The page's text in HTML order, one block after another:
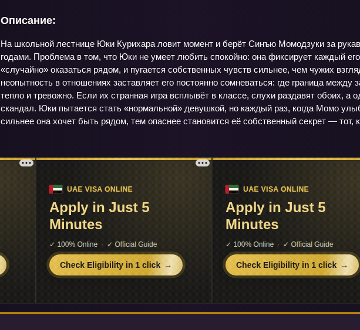
Описание:
На школьной лестнице Юки Курихара ловит момент и берёт Синъю Момодзуки за
годами. Проблема в том, что Юки не умеет любить спокойно: она фиксирует каждый
«случайно» оказаться рядом, и пугается собственных чувств сильнее, чем чужих
неопытность в отношениях заставляет его постоянно сомневаться: где граница
тепло и тревожно. Если их странная игра всплывёт в классе, слухи раздавят обоих, а
скандал. Юки пытается стать «нормальной» девушкой, но каждый раз, когда Момо
сильнее она хочет быть рядом, тем опаснее становится её собственный секрет —